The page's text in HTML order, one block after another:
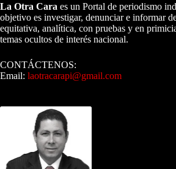
La Otra Cara es un Portal de periodismo
objetivo es investigar, denunciar e informar
equitativa, analítica, con pruebas y en
temas ocultos de interés nacional.
CONTÁCTENOS:
Email: laotracarapi@gmail.com